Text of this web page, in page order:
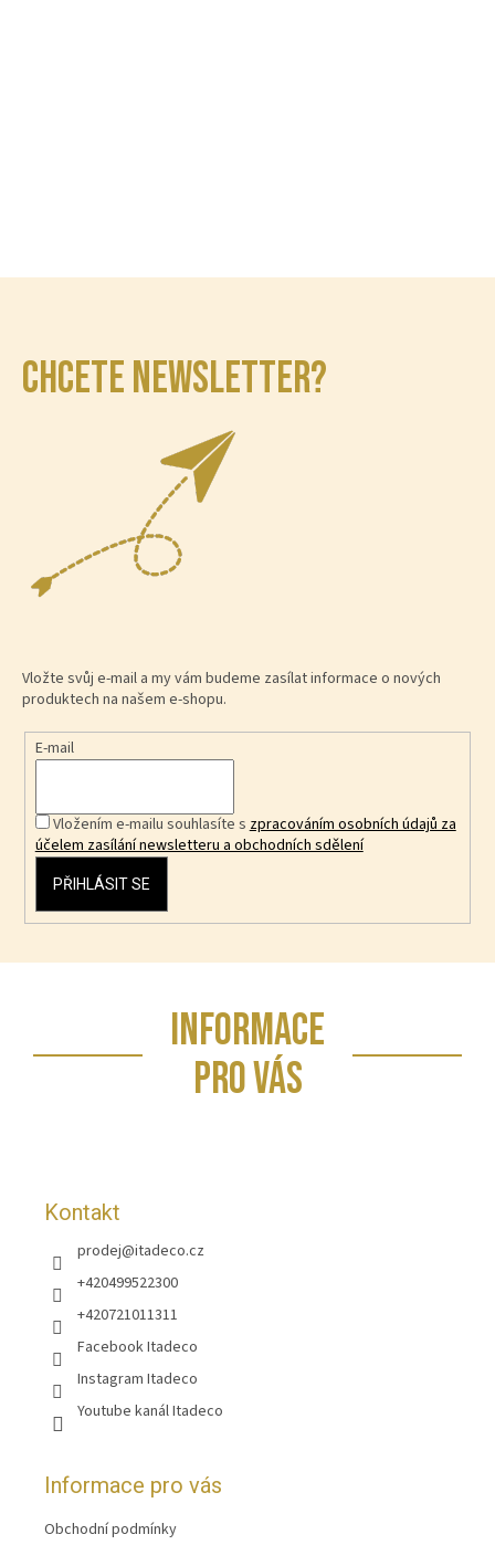
CHCETE NEWSLETTER?
Vložte svůj e-mail a my vám budeme zasílat informace o nových
produktech na našem e-shopu.
E-mail
Vložením e-mailu souhlasíte s zpracováním osobních údajů za
účelem zasílání newsletteru a obchodních sdělení
PŘIHLÁSIT SE
INFORMACE
PRO VÁS
Kontakt
prodej@itadeco.cz
+420499522300
+420721011311
Facebook Itadeco
Instagram Itadeco
Youtube kanál Itadeco
Informace pro vás
Obchodní podmínky